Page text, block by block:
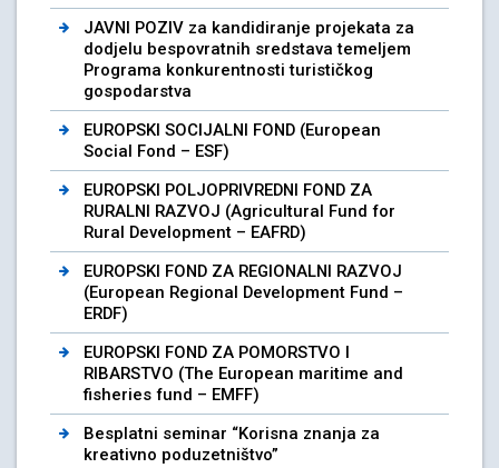
JAVNI POZIV za kandidiranje projekata za
dodjelu bespovratnih sredstava temeljem
Programa konkurentnosti turističkog
gospodarstva
EUROPSKI SOCIJALNI FOND (European
Social Fond – ESF)
EUROPSKI POLJOPRIVREDNI FOND ZA
RURALNI RAZVOJ (Agricultural Fund for
Rural Development – EAFRD)
EUROPSKI FOND ZA REGIONALNI RAZVOJ
(European Regional Development Fund –
ERDF)
EUROPSKI FOND ZA POMORSTVO I
RIBARSTVO (The European maritime and
fisheries fund – EMFF)
Besplatni seminar “Korisna znanja za
kreativno poduzetništvo”